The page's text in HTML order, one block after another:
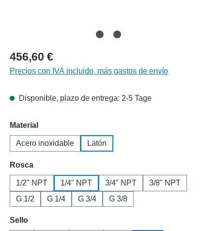
456,60 €
Precios con IVA incluido, más gastos de envío
Disponible, plazo de entrega: 2-5 Tage
Seleccione
Material
Acero inoxidable Latón
Seleccione
Rosca
1/2" NPT 1/4" NPT 3/4" NPT
3/8" NPT
G 1/2
G 1/4 G 3/4 G 3/8
Seleccione
Sello